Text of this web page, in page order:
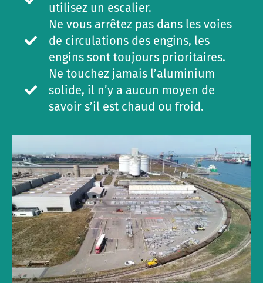
utilisez un escalier.
Ne vous arrêtez pas dans les voies
de circulations des engins, les
engins sont toujours prioritaires.
Ne touchez jamais l’aluminium
solide, il n’y a aucun moyen de
savoir s’il est chaud ou froid.